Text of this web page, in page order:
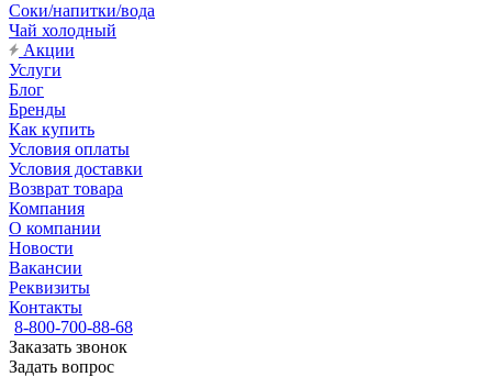
Соки/напитки/вода
Чай холодный
Акции
Услуги
Блог
Бренды
Как купить
Условия оплаты
Условия доставки
Возврат товара
Компания
О компании
Новости
Вакансии
Реквизиты
Контакты
8-800-700-88-68
Заказать звонок
Задать вопрос